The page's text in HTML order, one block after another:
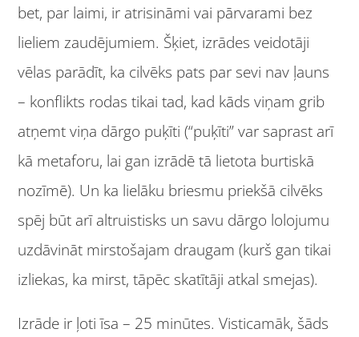
bet, par laimi, ir atrisināmi vai pārvarami bez
lieliem zaudējumiem. Šķiet, izrādes veidotāji
vēlas parādīt, ka cilvēks pats par sevi nav ļauns
– konflikts rodas tikai tad, kad kāds viņam grib
atņemt viņa dārgo puķīti (“puķīti” var saprast arī
kā metaforu, lai gan izrādē tā lietota burtiskā
nozīmē). Un ka lielāku briesmu priekšā cilvēks
spēj būt arī altruistisks un savu dārgo lolojumu
uzdāvināt mirstošajam draugam (kurš gan tikai
izliekas, ka mirst, tāpēc skatītāji atkal smejas).
Izrāde ir ļoti īsa – 25 minūtes. Visticamāk, šāds